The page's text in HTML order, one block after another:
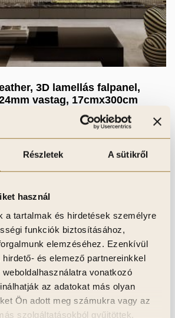
Részletek A sütikről
használ
a tartalmak és hirdetések személyre
funkciók biztosításához,
elemzéséhez. Ezenkívül
és elemező partnereinkkel
vonatkozó
az adatokat más olyan
Ön adott meg számukra vagy az
szolgáltatásokból gyűjtöttek.
3D lamellás falpanel,
vastag, 17cmx300cm